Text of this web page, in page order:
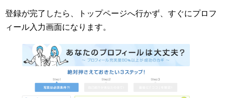
登録が完了したら、トップページへ行かず、すぐにプロフ
ィール入力画面になります。